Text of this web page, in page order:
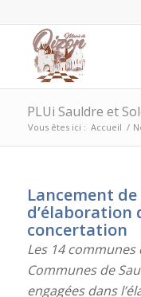
PLUi Sauldre et
Vous êtes ici : Accueil /
Lancement
d’élaboration
concertation
Les 14
Communes de
engagées dans